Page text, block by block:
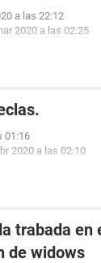
a las 22:12
2020 a las 02:25
01:16
2020 a las 02:10
trabada en
de widows